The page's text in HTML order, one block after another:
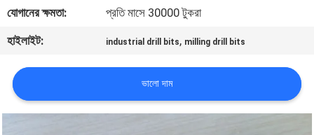
উদ্ধৃতির
জন্য
আবেদন
সাইট
যোগানের ক্ষমতা:
প্রতি মাসে 30000 টুকরা
হাইলাইট:
industrial drill bits, milling drill bits
ভালো দাম